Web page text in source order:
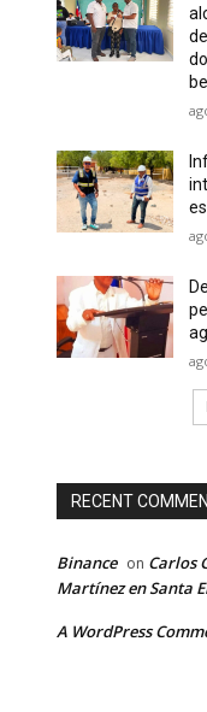
RECENT
Binance on Carlos
Martínez en Santa
A WordPress